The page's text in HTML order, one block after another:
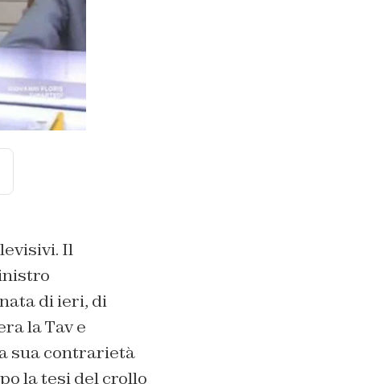
Il
di ieri, di
la Tav e
sua contrarietà
la tesi del crollo